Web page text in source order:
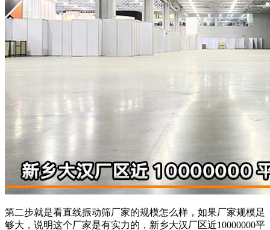
第二步就是看直线振动筛厂家的规模怎么样，如果厂家规模足
够大，说明这个厂家是有实力的，新乡大汉厂区近10000000平